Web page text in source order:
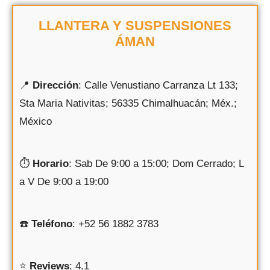
LLANTERA Y SUSPENSIONES
ÁMAN
📍 Dirección: Calle Venustiano Carranza Lt 133;
Sta Maria Nativitas; 56335 Chimalhuacán; Méx.;
México
⏱ Horario: Sab De 9:00 a 15:00; Dom Cerrado; L
a V De 9:00 a 19:00
☎️ Teléfono: +52 56 1882 3783
⭐️ Reviews: 4.1